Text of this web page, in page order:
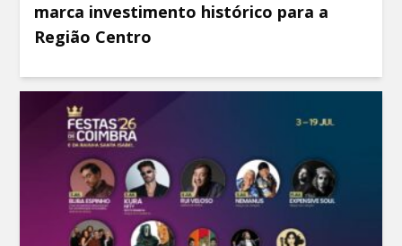
marca investimento histórico para a
Região Centro